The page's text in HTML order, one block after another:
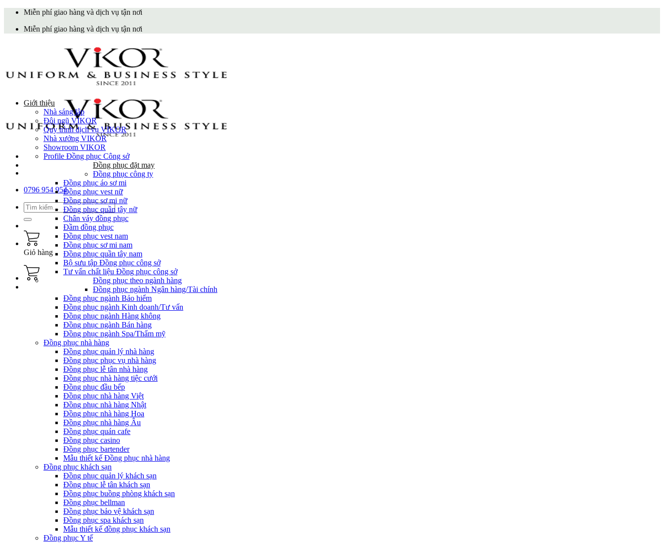
Skip
content
Miễn phí giao hàng và dịch vụ tận nơi
Miễn phí giao hàng và dịch vụ tận nơi
0796 954 954
Tìm
kiếm:
Giỏ hàng
Giới thiệu
Nhà sáng lập
Đội ngũ VIKOR
Quy trình dịch vụ VIKOR
Nhà xưởng VIKOR
Showroom VIKOR
Profile Đồng phục Công sở
Đồng phục đặt may
Đồng phục công ty
Đồng phục áo sơ mi
Đồng phục vest nữ
Đồng phục sơ mi nữ
Đồng phục quần tây nữ
Chân váy đồng phục
Đầm đồng phục
Đồng phục vest nam
Đồng phục sơ mi nam
Đồng phục quần tây nam
Bộ sưu tập Đồng phục công sở
Tư vấn chất liệu Đồng phục công sở
Đồng phục theo ngành hàng
Đồng phục ngành Ngân hàng/Tài chính
Đồng phục ngành Bảo hiểm
Đồng phục ngành Kinh doanh/Tư vấn
Đồng phục ngành Hàng không
Đồng phục ngành Bán hàng
Đồng phục ngành Spa/Thẩm mỹ
Đồng phục nhà hàng
Đồng phục quản lý nhà hàng
Đồng phục phục vụ nhà hàng
Đồng phục lễ tân nhà hàng
Đồng phục nhà hàng tiệc cưới
Đồng phục đầu bếp
Đồng phục nhà hàng Việt
Đồng phục nhà hàng Nhật
Đồng phục nhà hàng Hoa
Đồng phục nhà hàng Âu
Đồng phục quán cafe
Đồng phục casino
Đồng phục bartender
Mẫu thiết kế Đồng phục nhà hàng
Đồng phục khách sạn
Đồng phục quản lý khách sạn
Đồng phục lễ tân khách sạn
Đồng phục buồng phòng khách sạn
Đồng phục bellman
Đồng phục bảo vệ khách sạn
Đồng phục spa khách sạn
Mẫu thiết kế đồng phục khách sạn
Đồng phục Y tế